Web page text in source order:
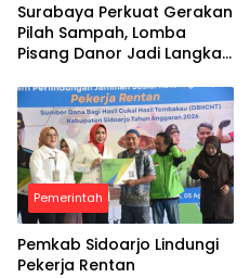
Surabaya Perkuat Gerakan
Pilah Sampah, Lomba
Pisang Danor Jadi Langkah
Pancasila
Pemerintah
Pemkab Sidoarjo Lindungi
Pekerja Rentan